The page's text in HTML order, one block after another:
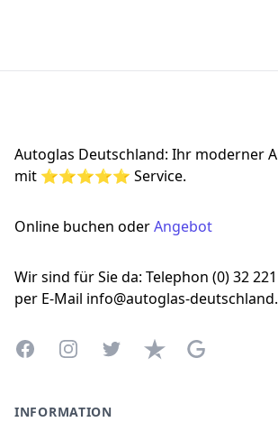
Autoglas Deutschland: Ihr moderner
mit ⭐⭐⭐⭐⭐ Service.
Online buchen oderAngebot
Wir sind für Sie da: Telephon (0) 32
per E-Mail info@autoglas-
FacebookInstagramTwitterTrustpilotGoogle
INFORMATION